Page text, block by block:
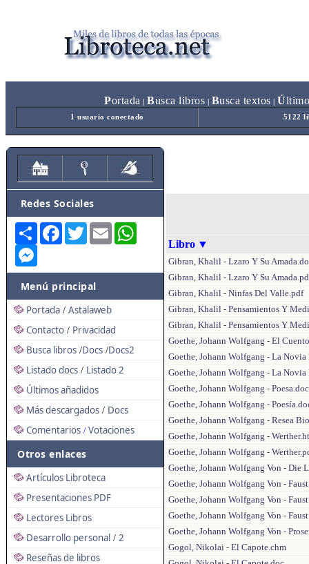
Portada Busca libros Busca textos Ú
1 usuario conectado 5122
Redes Sociales
Share FacebookTwitterEmail
Menú principal
Portada / Astalaweb
Contacto / Privacidad
Busca libros /Docs /Docs2
Listado docs / Listado 2
Últimos añadidos
Más descargados / Docs
Comentarios / Votaciones
Otros enlaces
Artículos Libroteca
Presentaciones PDF
Lectores Libros
Desarrollo personal / 2
Reseñas de libros
Libro ▼
Gibran, Khalil - Lzaro Y Su
Gibran, Khalil - Lzaro Y Su
Gibran, Khalil - Ninfas Del Valle.pdf
Gibran, Khalil - Pensamientos Y
Gibran, Khalil - Pensamientos Y
Goethe, Johann Wolfgang - El
Goethe, Johann Wolfgang - La
Goethe, Johann Wolfgang - La
Goethe, Johann Wolfgang - Poesa.doc
Goethe, Johann Wolfgang -
Goethe, Johann Wolfgang - Resea
Goethe, Johann Wolfgang -
Goethe, Johann Wolfgang -
Goethe, Johann Wolfgang Von - Die
Goethe, Johann Wolfgang Von -
Goethe, Johann Wolfgang Von -
Goethe, Johann Wolfgang Von -
Goethe, Johann Wolfgang Von -
Gogol, Nikolai - El Capote.chm